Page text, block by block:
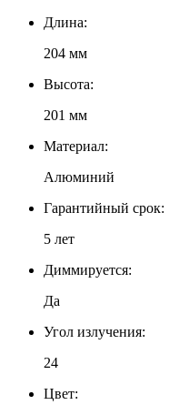
Длина:
204 мм
Высота:
201 мм
Материал:
Алюминий
Гарантийный срок:
5 лет
Диммируется:
Да
Угол излучения:
24
Цвет: